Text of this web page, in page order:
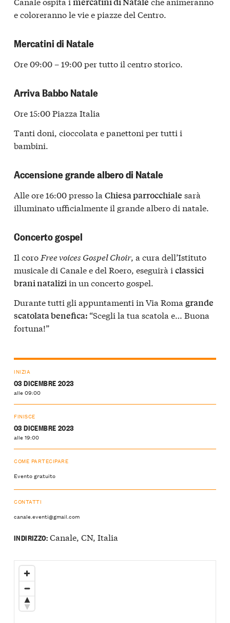
e coloreranno le vie e piazze del Centro.
Mercatini di Natale
Ore 09:00 – 19:00 per tutto il centro storico.
Arriva Babbo Natale
Ore 15:00 Piazza Italia
Tanti doni, cioccolata e panettoni per tutti i
bambini.
Accensione grande albero di Natale
Alle ore 16:00 presso la Chiesa parrocchiale sarà
illuminato ufficialmente il grande albero di natale.
Concerto gospel
Il coro Free voices Gospel Choir, a cura dell’Istituto
musicale di Canale e del Roero, eseguirà i classici
brani nataliziin un concerto gospel.
Durante tutti gli appuntamenti in Via Roma grande
scatolata benefica: “Scegli la tua scatola e… Buona
fortuna!”
INIZIA
03 DICEMBRE 2023
alle 09:00
FINISCE
03 DICEMBRE 2023
alle 19:00
COME PARTECIPARE
Evento gratuito
CONTATTI
canale.eventi@gmail.com
INDIRIZZO:Canale, CN, Italia